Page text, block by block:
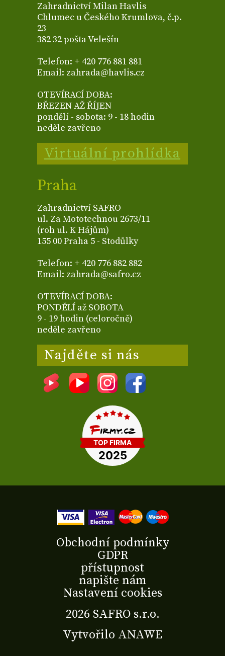
Zahradnictví Milan Havlis
Chlumec u Českého Krumlova, č.p.
23
382 32 pošta Velešín
Telefon: + 420 776 881 881
Email: zahrada@havlis.cz
OTEVÍRACÍ DOBA:
BŘEZEN AŽ ŘÍJEN
pondělí - sobota: 9 - 18 hodin
neděle zavřeno
Virtuální prohlídka
Praha
Zahradnictví SAFRO
ul. Za Mototechnou 2673/11
(roh ul. K Hájům)
155 00 Praha 5 - Stodůlky
Telefon: + 420 776 882 882
Email: zahrada@safro.cz
OTEVÍRACÍ DOBA:
PONDĚLÍ až SOBOTA
9 - 19 hodin (celoročně)
neděle zavřeno
Najděte si nás
2026 SAFRO s.r.o.
Vytvořilo ANAWE
Obchodní podmínky
GDPR
přístupnost
napište nám
Nastavení cookies